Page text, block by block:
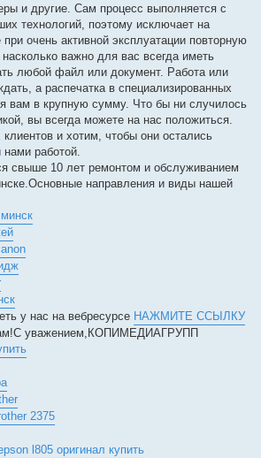
и другие. Сам процесс выполняется с
технологий, поэтому исключает на
очень активной эксплуатации повторную
важно для вас всегда иметь
любой файл или документ. Работа или
а распечатка в специализированных
вам в крупную сумму. Что бы ни случилось
вы всегда можете на нас положиться.
и хотим, чтобы они остались
работой.
свыше 10 лет ремонтом и обслуживанием
направления и виды нашей
у нас на вебресурсе НАЖМИТЕ ССЫЛКУ
уважением,КОПИМЕДИАГРУПП
2375
l805 оригинал купить